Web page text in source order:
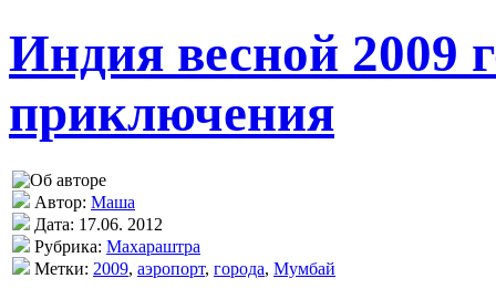
Индия весной 2009
приключения
Автор: Маша
Дата: 17.06. 2012
Рубрика: Махараштра
Метки: 2009, аэропорт, города, Мумбай